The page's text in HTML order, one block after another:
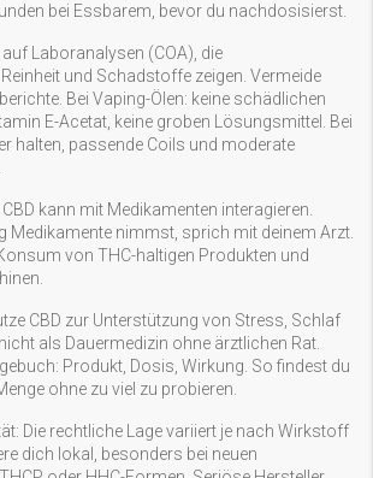
bei Essbarem, bevor du nachdosisierst.
Laboranalysen (COA), die
und Schadstoffe zeigen. Vermeide
Bei Vaping-Ölen: keine schädlichen
E-Acetat, keine groben Lösungsmittel. Bei
halten, passende Coils und moderate
kann mit Medikamenten interagieren.
Medikamente nimmst, sprich mit deinem Arzt.
von THC-haltigen Produkten und
CBD zur Unterstützung von Stress, Schlaf
als Dauermedizin ohne ärztlichen Rat.
Produkt, Dosis, Wirkung. So findest du
ohne zu viel zu probieren.
Die rechtliche Lage variiert je nach Wirkstoff
dich lokal, besonders bei neuen